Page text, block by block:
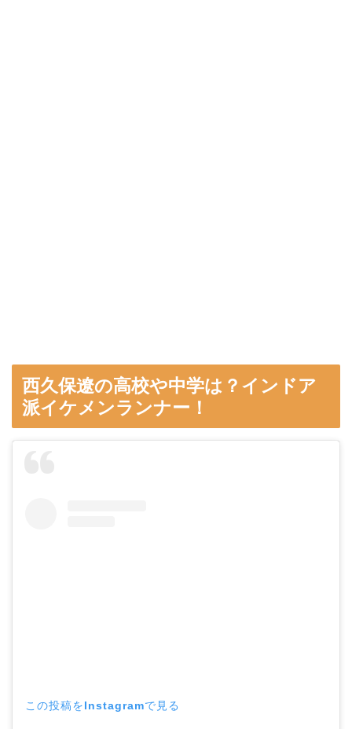
西久保遼の高校や中学は？インドア
派イケメンランナー！
この投稿をInstagramで見る